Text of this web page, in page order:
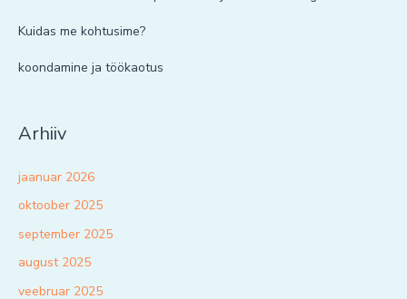
Kuidas me kohtusime?
koondamine ja töökaotus
Arhiiv
jaanuar 2026
oktoober 2025
september 2025
august 2025
veebruar 2025